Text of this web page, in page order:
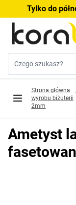
Przejdź do treści
Tylko do
Strona główna
wyrobu biżuterii
2mm
Ametyst